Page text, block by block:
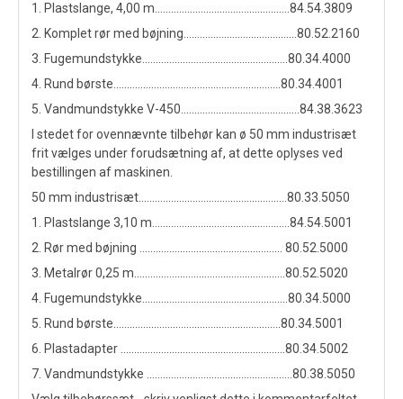
1. Plastslange, 4,00 m..................................................84.54.3809
2. Komplet rør med bøjning..........................................80.52.2160
3. Fugemundstykke......................................................80.34.4000
4. Rund børste..............................................................80.34.4001
5. Vandmundstykke V-450............................................84.38.3623
I stedet for ovennævnte tilbehør kan ø 50 mm industrisæt
frit vælges under forudsætning af, at dette oplyses ved
bestillingen af maskinen.
50 mm industrisæt.......................................................80.33.5050
1. Plastslange 3,10 m...................................................84.54.5001
2. Rør med bøjning ..................................................... 80.52.5000
3. Metalrør 0,25 m........................................................80.52.5020
4. Fugemundstykke......................................................80.34.5000
5. Rund børste..............................................................80.34.5001
6. Plastadapter .............................................................80.34.5002
7. Vandmundstykke ......................................................80.38.5050